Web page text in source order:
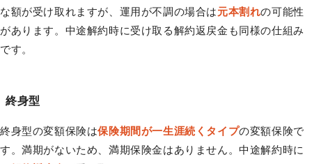
な額が受け取れますが、運用が不調の場合は元本割れの可能性
があります。中途解約時に受け取る解約返戻金も同様の仕組み
です。
終身型
終身型の変額保険は保険期間が一生涯続くタイプの変額保険で
す。満期がないため、満期保険金はありません。中途解約時に